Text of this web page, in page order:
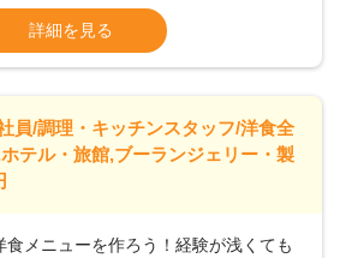
、お店を作っていく面白さを味わえま
アアップも＞まずは、1年間での一人立
年度実績：3.8ヶ月分支給）★昇給年
歳まで）＜年収例＞年収380万円／
／40歳年収400万円／入社3年／48歳
万円／入社7年／51歳
間3ヶ月あり（給与・待遇変動な
詳細を見る
員/調理・キッチンスタッフ/洋食全
テル・旅館,ブーランジェリー・製
メニューを作ろう！経験が浅くても